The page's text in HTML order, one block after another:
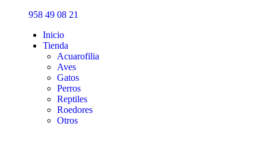
958 49 08 21
Inicio
Tienda
Acuarofilia
Aves
Gatos
Perros
Reptiles
Roedores
Otros
Inicio